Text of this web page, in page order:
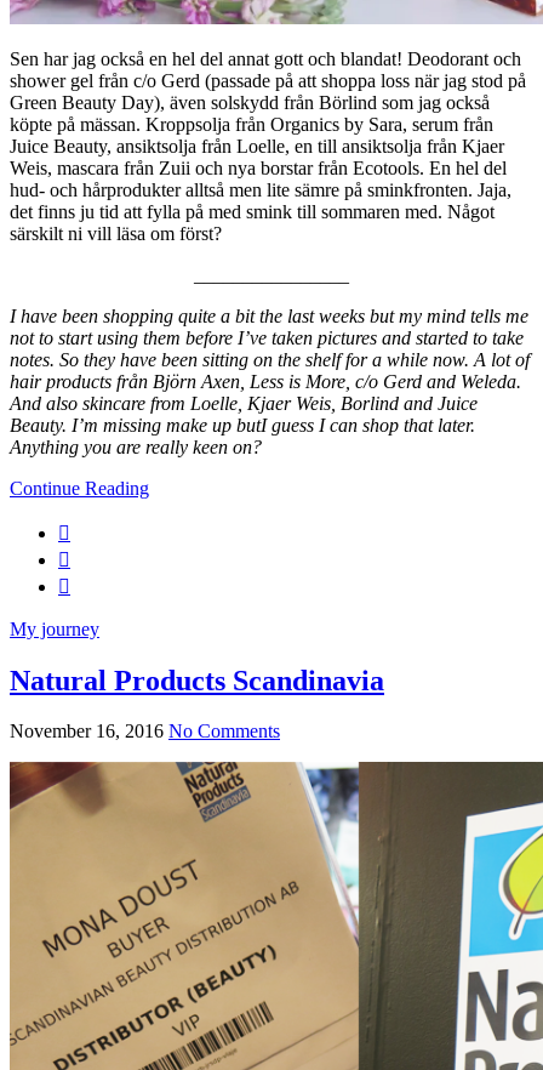
Sen har jag också en hel del annat gott och blandat! Deodorant och
shower gel från c/o Gerd (passade på att shoppa loss när jag stod på
Green Beauty Day), även solskydd från Börlind som jag också
köpte på mässan. Kroppsolja från Organics by Sara, serum från
Juice Beauty, ansiktsolja från Loelle, en till ansiktsolja från Kjaer
Weis, mascara från Zuii och nya borstar från Ecotools. En hel del
hud- och hårprodukter alltså men lite sämre på sminkfronten. Jaja,
det finns ju tid att fylla på med smink till sommaren med. Något
särskilt ni vill läsa om först?
I have been shopping quite a bit the last weeks but my mind tells me
not to start using them before I’ve taken pictures and started to take
notes. So they have been sitting on the shelf for a while now. A lot of
hair products från Björn Axen, Less is More, c/o Gerd and Weleda.
And also skincare from Loelle, Kjaer Weis, Borlind and Juice
Beauty. I’m missing make up butI guess I can shop that later.
Anything you are really keen on?
Continue Reading
My journey
Natural Products Scandinavia
November 16, 2016 No Comments